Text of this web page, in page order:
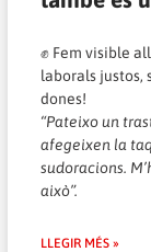
✊ Fem visible
laborals justos,
dones!
“Pateixo un
afegeixen la
sudoracions.
això”.
LLEGIR MÉS »